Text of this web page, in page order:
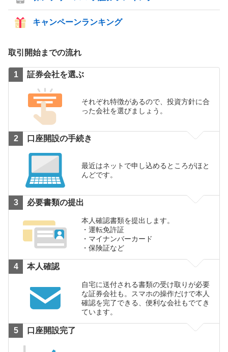
キャンペーンランキング
取引開始までの流れ
証券会社を選ぶ
それぞれ特徴があるので、投資方針に合
った会社を選びましょう。
口座開設の手続き
最近はネットで申し込めるところがほと
んどです。
必要書類の提出
本人確認書類を提出します。
運転免許証
マイナンバーカード
保険証など
本人確認
自宅に送付される書類の受け取りが必要
な証券会社も。スマホの操作だけで本人
確認を完了できる、便利な会社もでてき
ています。
口座開設完了